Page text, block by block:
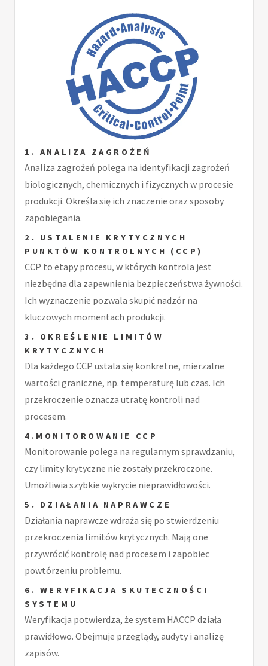
1. ANALIZA ZAGROŻEŃ
Analiza zagrożeń polega na identyfikacji zagrożeń
biologicznych, chemicznych i fizycznych w procesie
produkcji. Określa się ich znaczenie oraz sposoby
zapobiegania.
2. USTALENIE KRYTYCZNYCH
PUNKTÓW KONTROLNYCH (CCP)
CCP to etapy procesu, w których kontrola jest
niezbędna dla zapewnienia bezpieczeństwa żywności.
Ich wyznaczenie pozwala skupić nadzór na
kluczowych momentach produkcji.
3. OKREŚLENIE LIMITÓW
KRYTYCZNYCH
Dla każdego CCP ustala się konkretne, mierzalne
wartości graniczne, np. temperaturę lub czas. Ich
przekroczenie oznacza utratę kontroli nad
procesem.
4.MONITOROWANIE CCP
Monitorowanie polega na regularnym sprawdzaniu,
czy limity krytyczne nie zostały przekroczone.
Umożliwia szybkie wykrycie nieprawidłowości.
5. DZIAŁANIA NAPRAWCZE
Działania naprawcze wdraża się po stwierdzeniu
przekroczenia limitów krytycznych. Mają one
przywrócić kontrolę nad procesem i zapobiec
powtórzeniu problemu.
6. WERYFIKACJA SKUTECZNOŚCI
SYSTEMU
Weryfikacja potwierdza, że system HACCP działa
prawidłowo. Obejmuje przeglądy, audyty i analizę
zapisów.